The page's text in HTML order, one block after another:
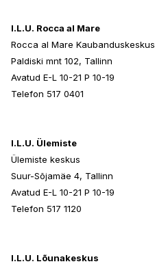
I.L.U. Rocca al Mare
Rocca al Mare Kaubanduskeskus
Paldiski mnt 102, Tallinn
Avatud E-L 10-21 P 10-19
Telefon 517 0401
I.L.U. Ülemiste
Ülemiste keskus
Suur-Sõjamäe 4, Tallinn
Avatud E-L 10-21 P 10-19
Telefon 517 1120
I.L.U. Lõunakeskus